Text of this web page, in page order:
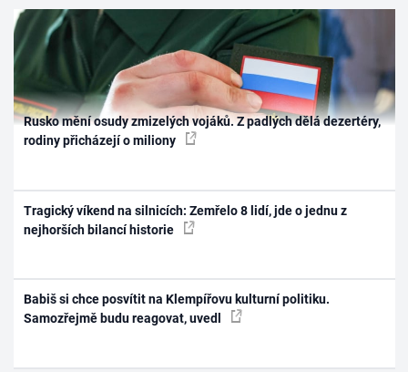
Rusko mění osudy zmizelých vojáků. Z padlých dělá dezertéry,
rodiny přicházejí o miliony
Tragický víkend na silnicích: Zemřelo 8 lidí, jde o jednu z
nejhorších bilancí historie
Babiš si chce posvítit na Klempířovu kulturní politiku.
Samozřejmě budu reagovat, uvedl